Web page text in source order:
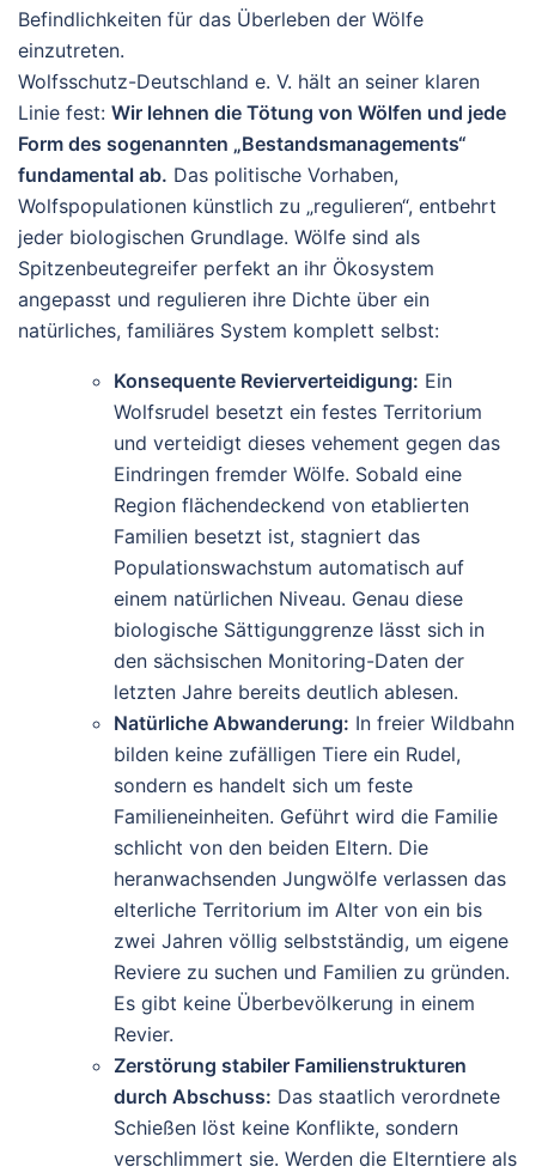
Befindlichkeiten für das Überleben der Wölfe
einzutreten.
Wolfsschutz-Deutschland e. V. hält an seiner klaren
Linie fest: Wir lehnen die Tötung von Wölfen und jede
Form des sogenannten „Bestandsmanagements“
fundamental ab. Das politische Vorhaben,
Wolfspopulationen künstlich zu „regulieren“, entbehrt
jeder biologischen Grundlage. Wölfe sind als
Spitzenbeutegreifer perfekt an ihr Ökosystem
angepasst und regulieren ihre Dichte über ein
natürliches, familiäres System komplett selbst:
Konsequente Revierverteidigung: Ein
Wolfsrudel besetzt ein festes Territorium
und verteidigt dieses vehement gegen das
Eindringen fremder Wölfe. Sobald eine
Region flächendeckend von etablierten
Familien besetzt ist, stagniert das
Populationswachstum automatisch auf
einem natürlichen Niveau. Genau diese
biologische Sättigunggrenze lässt sich in
den sächsischen Monitoring-Daten der
letzten Jahre bereits deutlich ablesen.
Natürliche Abwanderung: In freier Wildbahn
bilden keine zufälligen Tiere ein Rudel,
sondern es handelt sich um feste
Familieneinheiten. Geführt wird die Familie
schlicht von den beiden Eltern. Die
heranwachsenden Jungwölfe verlassen das
elterliche Territorium im Alter von ein bis
zwei Jahren völlig selbstständig, um eigene
Reviere zu suchen und Familien zu gründen.
Es gibt keine Überbevölkerung in einem
Revier.
Zerstörung stabiler Familienstrukturen
durch Abschuss: Das staatlich verordnete
Schießen löst keine Konflikte, sondern
verschlimmert sie. Werden die Elterntiere als